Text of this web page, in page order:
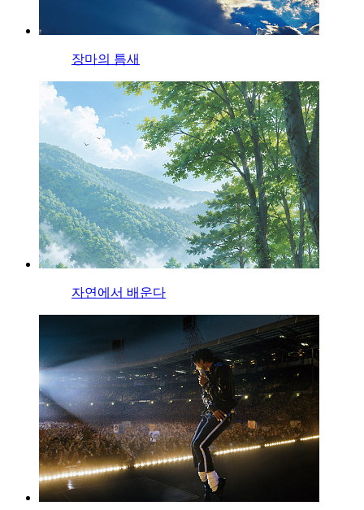
장마의 틈새
자연에서 배운다